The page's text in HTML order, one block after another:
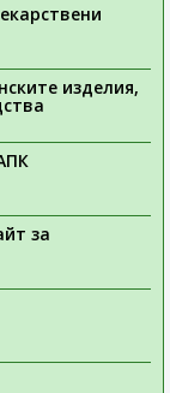
изделия,
за